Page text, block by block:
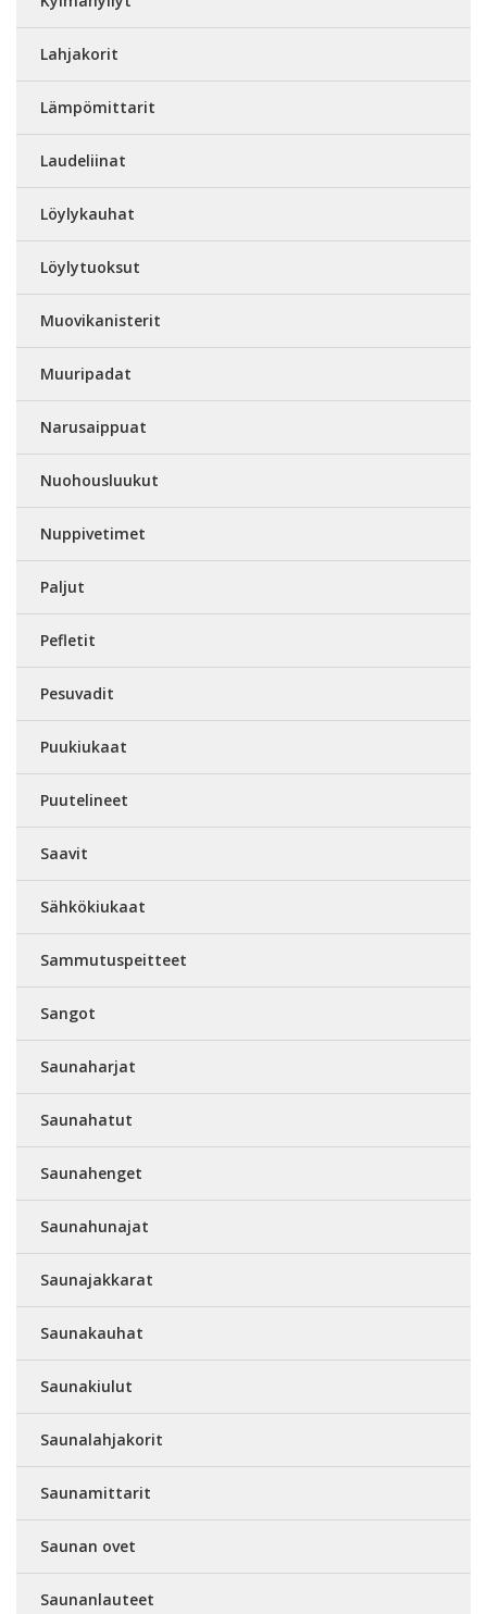
Lahjakorit
Lämpömittarit
Laudeliinat
Löylykauhat
Löylytuoksut
Muovikanisterit
Muuripadat
Narusaippuat
Nuohousluukut
Nuppivetimet
Paljut
Pefletit
Pesuvadit
Puukiukaat
Puutelineet
Saavit
Sähkökiukaat
Sammutuspeitteet
Sangot
Saunaharjat
Saunahatut
Saunahenget
Saunahunajat
Saunajakkarat
Saunakauhat
Saunakiulut
Saunalahjakorit
Saunamittarit
Saunan ovet
Saunanlauteet